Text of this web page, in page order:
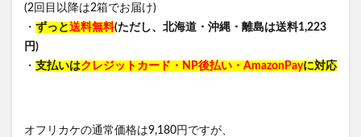
(2回目以降は2箱でお届け)
・ ずっと送料無料(ただし、北海道・沖縄・離島は送料1,223
円)
・ 支払いはクレジットカード・NP後払い・AmazonPayに対応
オフリカケの通常価格は9,180円ですが、